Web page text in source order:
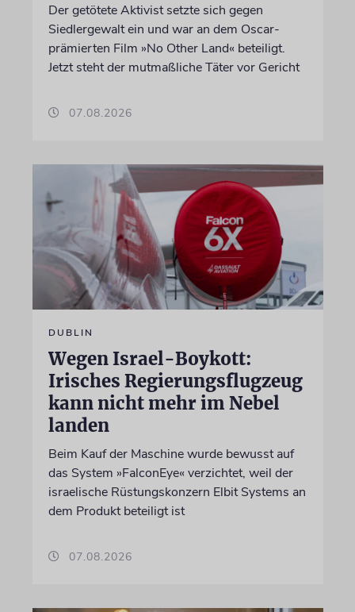
Der getötete Aktivist setzte sich gegen
Siedlergewalt ein und war an dem Oscar-
prämierten Film »No Other Land« beteiligt.
Jetzt steht der mutmaßliche Täter vor Gericht
07.08.2026
DUBLIN
Wegen Israel-Boykott:
Irisches Regierungsflugzeug
kann nicht mehr im Nebel
landen
Beim Kauf der Maschine wurde bewusst auf
das System »FalconEye« verzichtet, weil der
israelische Rüstungskonzern Elbit Systems an
dem Produkt beteiligt ist
07.08.2026